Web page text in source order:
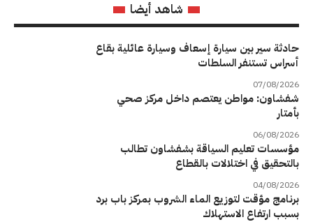
شاهد أيضا
حادثة سير بين سيارة إسعاف وسيارة عائلية بقاع
أسراس تستنفر السلطات
07/08/2026
شفشاون: مواطن يعتصم داخل مركز صحي
بأمتار
06/08/2026
مؤسسات تعليم السياقة بشفشاون تطالب
بالتحقيق في اختلالات بالقطاع
04/08/2026
برنامج مؤقت لتوزيع الماء الشروب بمركز باب برد
بسبب ارتفاع الاستهلاك